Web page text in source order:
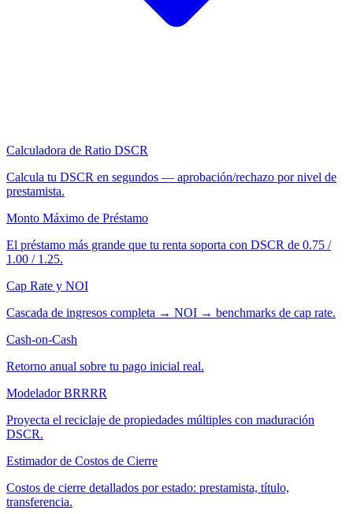
Calculadora de Ratio DSCR
Calcula tu DSCR en segundos — aprobación/rechazo por nivel de
prestamista.
Monto Máximo de Préstamo
El préstamo más grande que tu renta soporta con DSCR de 0.75 /
1.00 / 1.25.
Cap Rate y NOI
Cascada de ingresos completa → NOI → benchmarks de cap rate.
Cash-on-Cash
Retorno anual sobre tu pago inicial real.
Modelador BRRRR
Proyecta el reciclaje de propiedades múltiples con maduración
DSCR.
Estimador de Costos de Cierre
Costos de cierre detallados por estado: prestamista, título,
transferencia.